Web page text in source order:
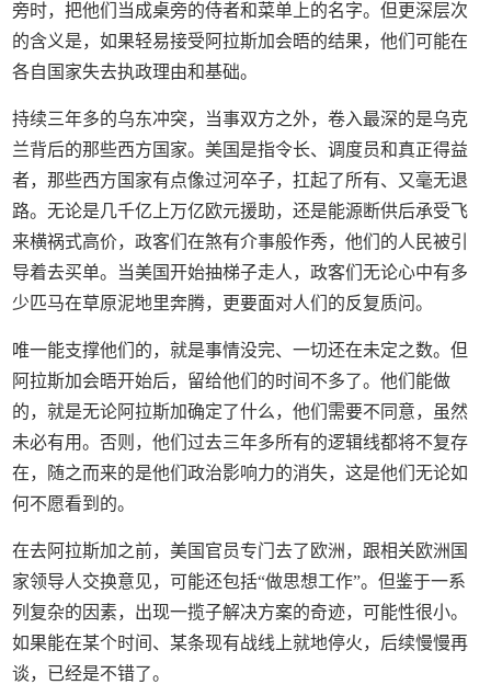
旁时，把他们当成桌旁的侍者和菜单上的名字。但更深层次
的含义是，如果轻易接受阿拉斯加会晤的结果，他们可能在
各自国家失去执政理由和基础。
持续三年多的乌东冲突，当事双方之外，卷入最深的是乌克
兰背后的那些西方国家。美国是指令长、调度员和真正得益
者，那些西方国家有点像过河卒子，扛起了所有、又毫无退
路。无论是几千亿上万亿欧元援助，还是能源断供后承受飞
来横祸式高价，政客们在煞有介事般作秀，他们的人民被引
导着去买单。当美国开始抽梯子走人，政客们无论心中有多
少匹马在草原泥地里奔腾，更要面对人们的反复质问。
唯一能支撑他们的，就是事情没完、一切还在未定之数。但
阿拉斯加会晤开始后，留给他们的时间不多了。他们能做
的，就是无论阿拉斯加确定了什么，他们需要不同意，虽然
未必有用。否则，他们过去三年多所有的逻辑线都将不复存
在，随之而来的是他们政治影响力的消失，这是他们无论如
何不愿看到的。
在去阿拉斯加之前，美国官员专门去了欧洲，跟相关欧洲国
家领导人交换意见，可能还包括“做思想工作”。但鉴于一系
列复杂的因素，出现一揽子解决方案的奇迹，可能性很小。
如果能在某个时间、某条现有战线上就地停火，后续慢慢再
谈，已经是不错了。